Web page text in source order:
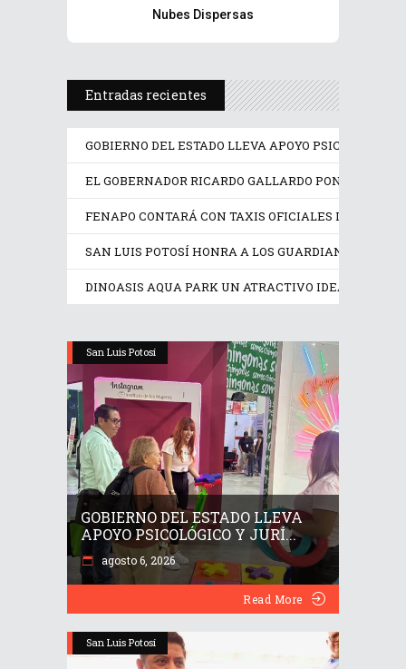
Nubes Dispersas
Entradas recientes
GOBIERNO DEL ESTADO LLEVA APOYO
EL GOBERNADOR RICARDO GALLARDO PONE EN
FENAPO CONTARÁ CON TAXIS OFICIALES
SAN LUIS POTOSÍ HONRA A LOS GUARDIANES DE SU
DINOASIS AQUA PARK UN ATRACTIVO IDEAL EN
San Luis Potosí
GOBIERNO DEL ESTADO LLEVA
APOYO PSICOLÓGICO Y JURÍ...
agosto 6, 2026
Read More
San Luis Potosí